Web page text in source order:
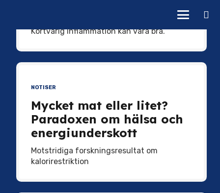
Kortvarig inflammation kan vara bra.
NOTISER
Mycket mat eller litet?
Paradoxen om hälsa och
energiunderskott
Motstridiga forskningsresultat om
kalorirestriktion